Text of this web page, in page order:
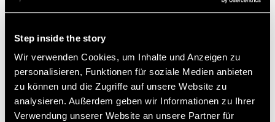
Step inside the story
Wir verwenden Cookies, um Inhalte und Anzeigen zu
personalisieren, Funktionen für soziale Medien anbieten
zu können und die Zugriffe auf unsere Website zu
analysieren. Außerdem geben wir Informationen zu Ihrer
Verwendung unserer Website an unsere Partner für